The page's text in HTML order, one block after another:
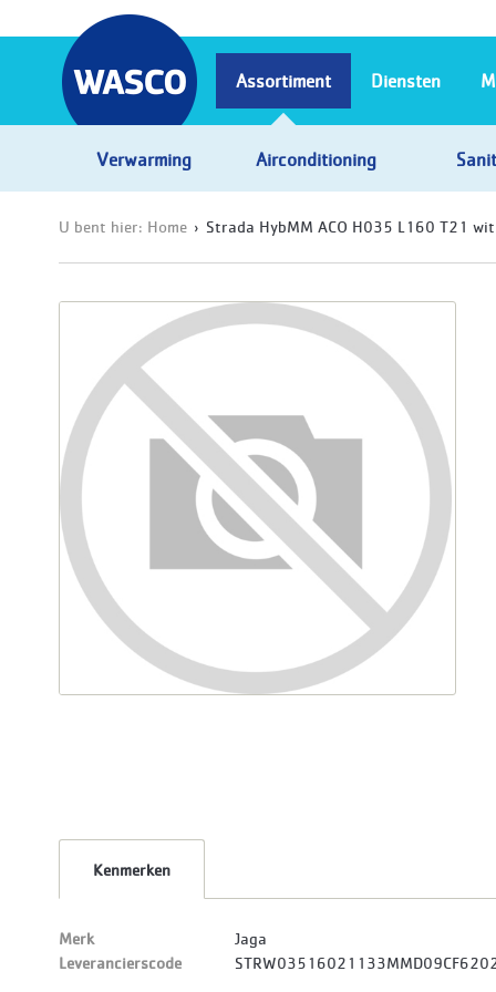
Assortiment
Verwarming Airconditioning
Diensten
U bent hier: Home Strada HybMM ACO H035 L160 T21 wit
Kenmerken
Merk
Jaga
Leverancierscode